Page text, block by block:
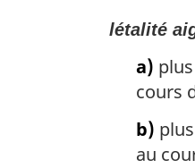
létalité
a)
cours
b)
au